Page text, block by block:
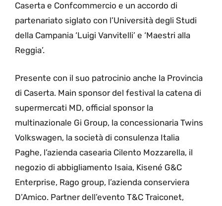
Caserta e Confcommercio e un accordo di
partenariato siglato con l’Università degli Studi
della Campania ‘Luigi Vanvitelli’ e ‘Maestri alla
Reggia’.
Presente con il suo patrocinio anche la Provincia
di Caserta. Main sponsor del festival la catena di
supermercati MD, official sponsor la
multinazionale Gi Group, la concessionaria Twins
Volkswagen, la società di consulenza Italia
Paghe, l’azienda casearia Cilento Mozzarella, il
negozio di abbigliamento Isaia, Kisené G&C
Enterprise, Rago group, l’azienda conserviera
D’Amico. Partner dell’evento T&C Traiconet,